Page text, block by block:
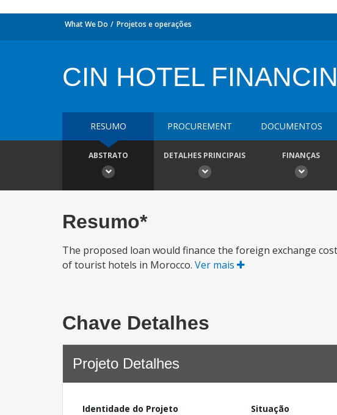
What We Do Projetos e operações
CIN HOTEL
RESUMO PROCUREMENT DOCUMENTOS
ABSTRATO DETALHES PRINCIPAIS FINANÇAS
Resumo*
The proposed loan would finance the foreign exchange
of tourist hotels in Morocco. Ver mais
Chave Detalhes
Projeto Detalhes
Identidade do Projeto
Situação